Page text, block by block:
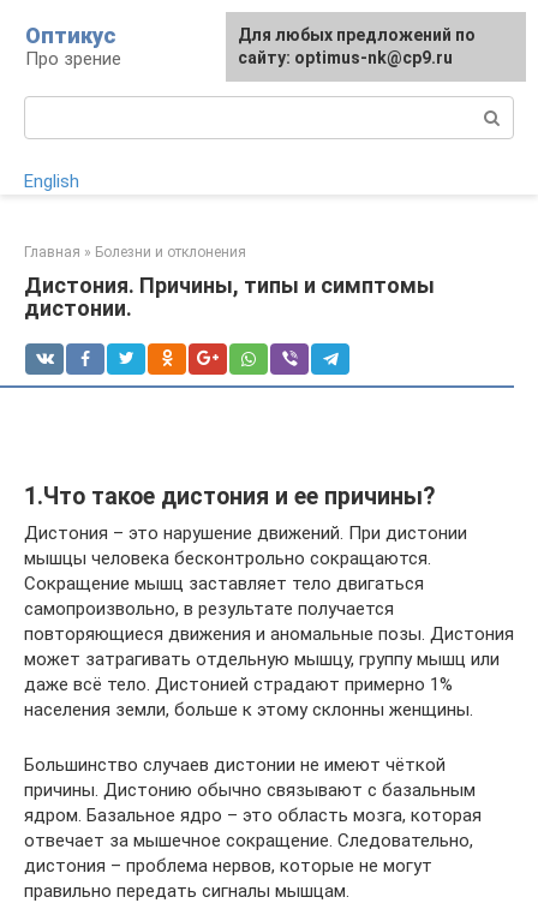
контенту
Оптикус
Про зрение
English
Главная » Болезни и отклонения
Дистония. Причины, типы и симптомы
дистонии.
1.Что такое дистония и ее причины?
Дистония – это нарушение движений. При дистонии
мышцы человека бесконтрольно сокращаются.
Сокращение мышц заставляет тело двигаться
самопроизвольно, в результате получается
повторяющиеся движения и аномальные позы. Дистония
может затрагивать отдельную мышцу, группу мышц или
даже всё тело. Дистонией страдают примерно 1%
населения земли, больше к этому склонны женщины.
Большинство случаев дистонии не имеют чёткой
причины. Дистонию обычно связывают с базальным
ядром. Базальное ядро – это область мозга, которая
отвечает за мышечное сокращение. Следовательно,
дистония – проблема нервов, которые не могут
правильно передать сигналы мышцам.
Для любых предложений по
сайту: optimus-nk@cp9.ru